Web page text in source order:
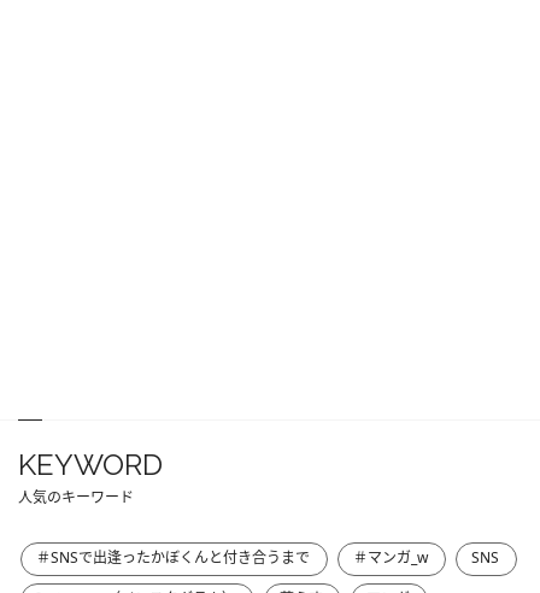
KEYWORD
人気のキーワード
＃SNSで出逢ったかぼくんと付き合うまで ＃マンガ_w
SNS